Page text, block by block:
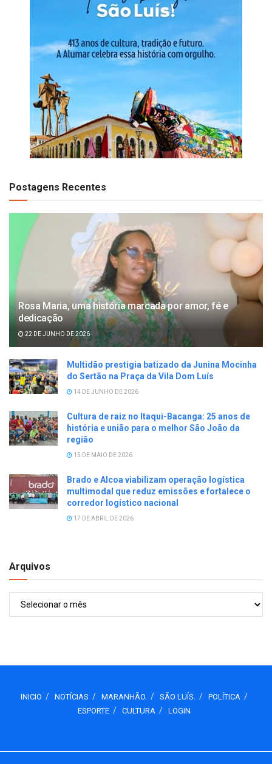
Postagens Recentes
Rosa Maria, uma história marcada por amor, fé e
dedicação
22 DE JUNHO DE 2026
Multidão prestigia batizado da Junina Mocinha
do Sertão na Praça da Vila Dom Luís
14 DE JUNHO DE 2026
Cultura de raiz no Itaqui-Bacanga: 25 anos de
história e união para o melhor São João da
região
15 DE MAIO DE 2026
Brado e Alcoa viabilizam operação logística
multimodal que reduz emissões e fortalece o
corredor logístico nacional
17 DE ABRIL DE 2026
Arquivos
INICIO NOTÍCIAS MARANHÃO. SÃO LUÍS.
POLÍTICA
ESPORTE
CULTURA LOGIN